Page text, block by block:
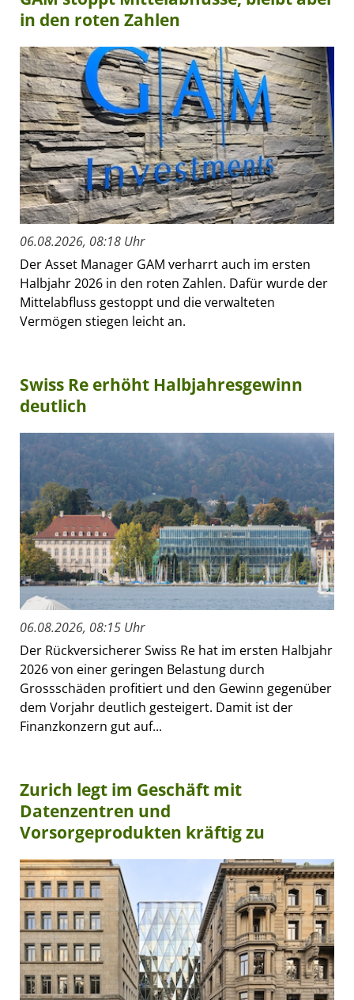
in den roten Zahlen
06.08.2026, 08:18 Uhr
Der Asset Manager GAM verharrt auch im ersten
Halbjahr 2026 in den roten Zahlen. Dafür wurde der
Mittelabfluss gestoppt und die verwalteten
Vermögen stiegen leicht an.
Swiss Re erhöht Halbjahresgewinn
deutlich
06.08.2026, 08:15 Uhr
Der Rückversicherer Swiss Re hat im ersten Halbjahr
2026 von einer geringen Belastung durch
Grossschäden profitiert und den Gewinn gegenüber
dem Vorjahr deutlich gesteigert. Damit ist der
Finanzkonzern gut auf...
Zurich legt im Geschäft mit
Datenzentren und
Vorsorgeprodukten kräftig zu